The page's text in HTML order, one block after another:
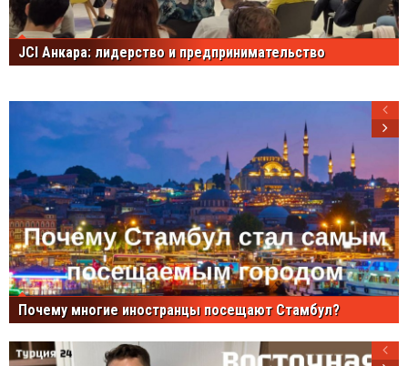
JCI Анкара: лидерство и предпринимательство
Почему многие иностранцы посещают Стамбул?